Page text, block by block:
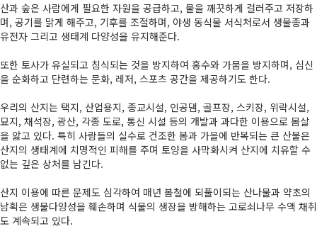
산과 숲은 사람에게 필요한 자원을 공급하고, 물을 깨끗하게 걸러주고 저장하
며, 공기를 맑게 해주고, 기후를 조절하며, 야생 동식물 서식처로서 생물종과
유전자 그리고 생태계 다양성을 유지해준다.
또한 토사가 유실되고 침식되는 것을 방지하여 홍수와 가뭄을 방지하며, 심신
을 순화하고 단련하는 문화, 레저, 스포츠 공간을 제공하기도 한다.
우리의 산지는 택지, 산업용지, 종교시설, 인공댐, 골프장, 스키장, 위락시설,
묘지, 채석장, 광산, 각종 도로, 통신 시설 등의 개발과 과다한 이용으로 몸살
을 앓고 있다. 특히 사람들의 실수로 건조한 봄과 가을에 반복되는 큰 산불은
산지의 생태계에 치명적인 피해를 주며 토양을 사막화시켜 산지에 치유할 수
없는 깊은 상처를 남긴다.
산지 이용에 따른 문제도 심각하여 매년 봄철에 되풀이되는 산나물과 약초의
남획은 생물다양성을 훼손하며 식물의 생장을 방해하는 고로쇠나무 수액 채취
도 계속되고 있다.